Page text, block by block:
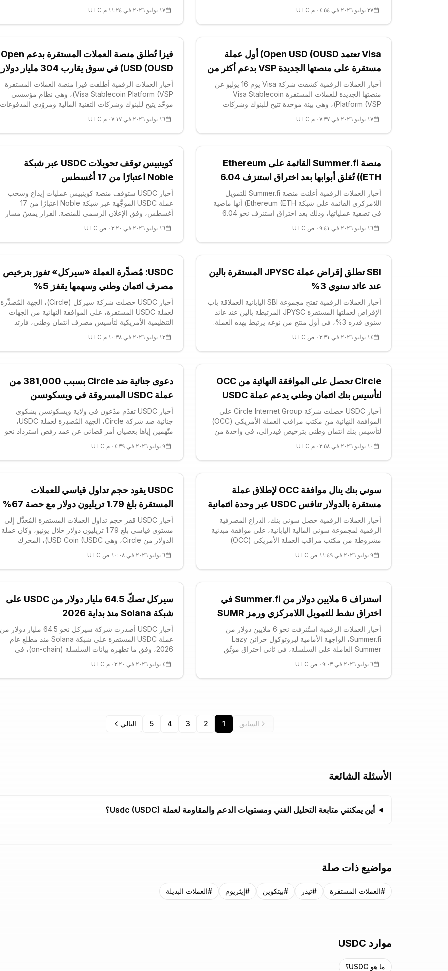
1,000 براءة مسجلة. وأوضح
٢٧ يوليو ٢٠٢٦ في ٠٤:٥٤ م UTC
تش
١٧ يوليو ٢٠٢٦ في ١١:٢٤ م UTC
Visa تعتمد Open USD (OUSD) أول عملة
مستقرة على منصتها الجديدة VSP بدعم أكثر من
140 شركة
أخبار العملات الرقمية كشفت شركة Visa يوم 16 يوليو عن
منصتها الجديدة للعملات المستقرة Visa Stablecoin
Platform (VSP)، وهي بيئة موحدة تتيح للبنوك وشركات
المستقرة واستردادها وتحويلها وحفظها عبر واجهة واحدة.
ووفق إفصاح علاقات المستثمرين للشرك
١٧ يوليو ٢٠٢٦ في ٠٧:٣٧ م UTC
فيزا تُطلق منصة العملات المستقرة بدعم Open
USD (OUSD) في سوق يقارب 304 مليار دولار
أخبار العملات الرقمية أطلقت فيزا منصة العملات المستقرة
Visa Stablecoin Platform (VSP)، وهي نظام مؤسسي
موحّد يتيح للبنوك وشركات التقنية المالية ومزوّدي المدفوعات
شبكة مدفوعاتها العالمية. وبدلاً من إلزام المؤسسات ببناء
بنيتها التحتية ا
١٦ يوليو ٢٠٢٦ في ٠٧:١٧ م UTC
منصة Summer.fi القائمة على Ethereum
(ETH) تُغلق أبوابها بعد اختراق استنزف 6.04
مليون دولار من خزائن USDC
أخبار العملات الرقمية أعلنت منصة Summer.fi للتمويل
اللامركزي القائمة على شبكة Ethereum (ETH) أنها ماضية
في تصفية عملياتها، وذلك بعد اختراق استنزف نحو 6.04
Summer في 6 يوليو أتلف رأس الما
١٦ يوليو ٢٠٢٦ في ٠٩:٤١ ص UTC
كوينبيس توقف تحويلات USDC عبر شبكة
Noble اعتبارًا من 17 أغسطس
أخبار USDC ستوقف منصة كوينبيس عمليات إيداع وسحب
عملة USDC الموجَّهة عبر شبكة Noble اعتبارًا من 17
أغسطس، وفق الإعلان الرسمي للمنصة. القرار يمسّ مسار
للتداول والحفظ والدعم بالكامل
١٦ يوليو ٢٠٢٦ في ٠٣:٢٠ ص UTC
SBI تطلق إقراض عملة JPYSC المستقرة بالين
عند عائد سنوي 3%
أخبار العملات الرقمية تفتح مجموعة SBI اليابانية العملاقة باب
الإقراض لعملتها المستقرة JPYSC المرتبطة بالين عند عائد
سنوي قدره 3%، في أول منتج من نوعه يرتبط بهذه العملة.
عائد سنوي ن
١٤ يوليو ٢٠٢٦ في ٠٣:٣١ ص UTC
USDC: مُصدِّرة العملة «سيركل» تفوز بترخيص
مصرف ائتمان وطني وسهمها يقفز 5%
أخبار USDC حصلت شركة سيركل (Circle)، الجهة المُصدِّرة
لعملة USDC المستقرة، على الموافقة النهائية من الجهات
التنظيمية الأمريكية لتأسيس مصرف ائتمان وطني، فارتد
في محطة تتيح لمُصدِّرة US
١٣ يوليو ٢٠٢٦ في ١٠:٣٨ م UTC
Circle تحصل على الموافقة النهائية من OCC
لتأسيس بنك ائتمان وطني يدعم عملة USDC
أخبار USDC حصلت شركة Circle Internet Group على
الموافقة النهائية من مكتب مراقب العملة الأمريكي (OCC)
لتأسيس بنك ائتمان وطني بترخيص فيدرالي، في واحدة من
مستقرة مربوطة بالدولار وخاضع
١٠ يوليو ٢٠٢٦ في ٠٢:٥٨ م UTC
دعوى جنائية ضد Circle بسبب 381,000 من
عملة USDC المسروقة في ويسكونسن
أخبار USDC تقدّم مدّعون في ولاية ويسكونسن بشكوى
جنائية ضد شركة Circle، الجهة المُصدِرة لعملة USDC،
متّهمين إياها بعصيان أمر قضائي عن عمد رفض استرداد نحو
إعاقة سير العدالة، وهي جنحة ناد
٩ يوليو ٢٠٢٦ في ٠٤:٣٩ م UTC
سوني بنك ينال موافقة OCC لإطلاق عملة
مستقرة بالدولار تنافس USDC عبر وحدة ائتمانية
بـ40 مليون دولار
أخبار العملات الرقمية حصل سوني بنك، الذراع المصرفية
الرقمية لمجموعة سوني المالية اليابانية، على موافقة مبدئية
مشروطة من مكتب مراقب العملة الأمريكي (OCC)
مستقرة مقوَّمة بالدولار الأمريكي — وهي خطوة تضعه في
مواجهة مباشرة مع مُصدِري الع
٩ يوليو ٢٠٢٦ في ١١:٤٩ ص UTC
USDC يقود حجم تداول قياسي للعملات
المستقرة بلغ 1.79 تريليون دولار مع حصة 67%
في يونيو
أخبار USDC قفز حجم تداول العملات المستقرة المُعدَّل إلى
مستوى قياسي بلغ 1.79 تريليون دولار خلال يونيو، وكان عملة
الدولار من Circle، وهي USD Coin (USDC)، المحرك
(on-chain) المجمَّعة عبر لوحة بيانات صناعة المدفوعات،
ارتفع حجم يونيو بنسبة
٦ يوليو ٢٠٢٦ في ١٠:٠٨ ص UTC
استنزاف 6 ملايين دولار من Summer.fi في
اختراق نشط للتمويل اللامركزي ورمز SUMR
يتراجع
أخبار العملات الرقمية استُنزفت نحو 6 ملايين دولار من
Summer.fi، الواجهة الأمامية لبروتوكول خزائن Lazy
Summer العاملة على السلسلة، في ثاني اختراق موثّق
المراقبة الأمنية الحادثة صباح الاثنين، فيما ثبّتت بيانات
السلسلة (on-chain) الخسائر الم
٦ يوليو ٢٠٢٦ في ٠٩:٠٣ ص UTC
سيركل تصكّ 64.5 مليار دولار من USDC على
شبكة Solana منذ بداية 2026
أخبار USDC أصدرت شركة سيركل نحو 64.5 مليار دولار من
عملة USDC المستقرة على شبكة Solana منذ مطلع عام
2026، وفق ما تظهره بيانات السلسلة (on-chain)، في
شبكة Ethereum. وتُعدّ USDC ثاني أ
٤ يوليو ٢٠٢٦ في ٠٣:٢٠ م UTC
السابق 1
2
3
4
5 التالي
الأسئلة الشائعة
أين يمكنني متابعة التحليل الفني ومستويات الدعم والمقاومة لعملة Usdc (USDC)؟
مواضيع ذات صلة
#العملات المستقرة #تيذر #بيتكوين #إيثريوم #العملات البديلة
موارد USDC
ما هو USDC؟